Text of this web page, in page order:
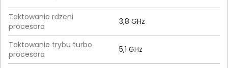
Taktowanie rdzeni
procesora
3,8 GHz
Taktowanie trybu turbo
procesora
5,1 GHz